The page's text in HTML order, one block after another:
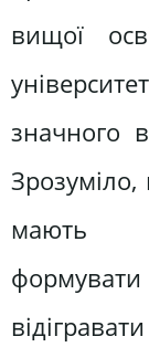
вищої
значного
мають